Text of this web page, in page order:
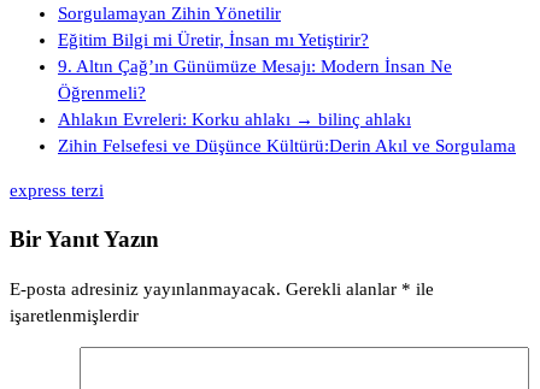
Sorgulamayan Zihin Yönetilir
Eğitim Bilgi mi Üretir, İnsan mı Yetiştirir?
9. Altın Çağ’ın Günümüze Mesajı: Modern İnsan Ne
Öğrenmeli?
Ahlakın Evreleri: Korku ahlakı → bilinç ahlakı
Zihin Felsefesi ve Düşünce Kültürü:Derin Akıl ve Sorgulama
express terzi
Bir Yanıt Yazın
E-posta adresiniz yayınlanmayacak. Gerekli alanlar * ile
işaretlenmişlerdir